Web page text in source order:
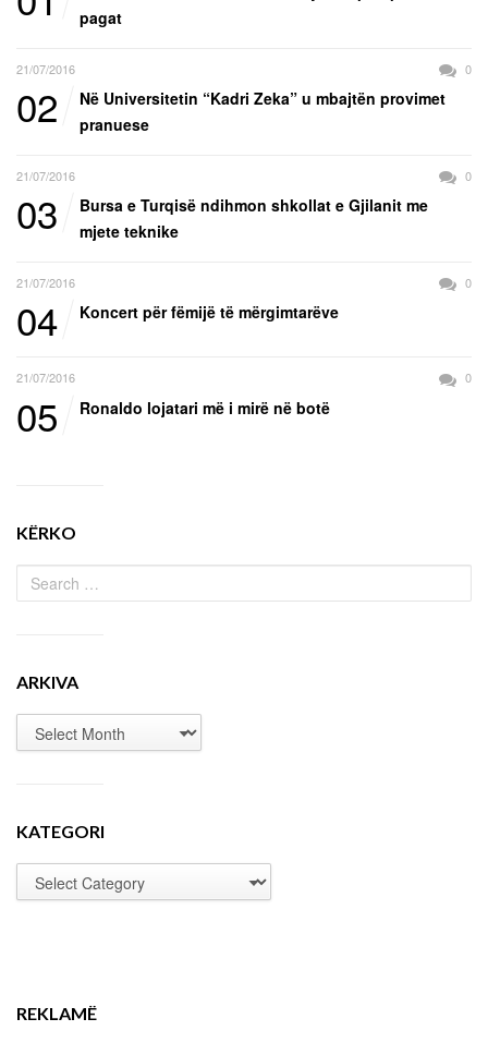
pagat
21/07/2016 0
02
Në Universitetin “Kadri Zeka” u mbajtën provimet
pranuese
21/07/2016 0
03
Bursa e Turqisë ndihmon shkollat e Gjilanit me
mjete teknike
21/07/2016 0
04 Koncert për fëmijë të mërgimtarëve
21/07/2016 0
05 Ronaldo lojatari më i mirë në botë
KËRKO
ARKIVA
KATEGORI
REKLAMË